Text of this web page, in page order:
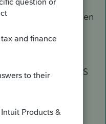
de faire le calcul en
selon ces 3
sommaires RLZ-1.S
du site de